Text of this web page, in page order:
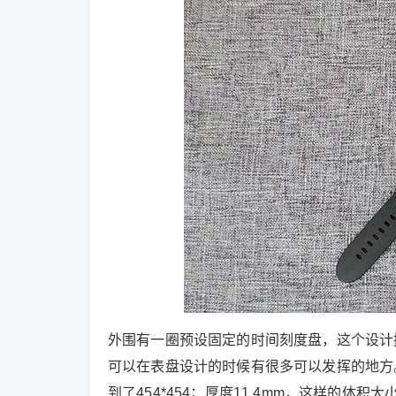
外围有一圈预设固定的时间刻度盘，这个设
可以在表盘设计的时候有很多可以发挥的地
到了454*454；厚度11.4mm，这样的体积大